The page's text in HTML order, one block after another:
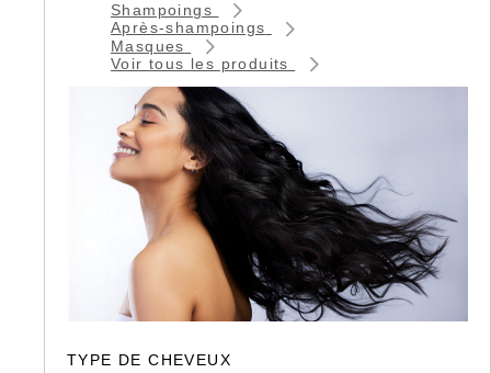
Shampoings
Après-shampoings
Masques
Voir tous les produits
TYPE DE CHEVEUX